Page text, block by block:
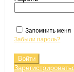
Запомнить меня
Забыли пароль?
Войти